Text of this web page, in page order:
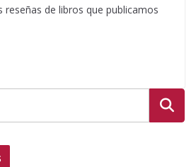
reseñas de libros que publicamos